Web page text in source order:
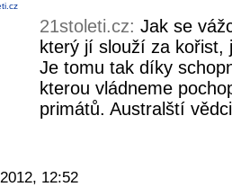
21stoleti.cz: Jak se
který jí slouží za kořist,
Je tomu tak díky
kterou vládneme
primátů. Australští
12:52